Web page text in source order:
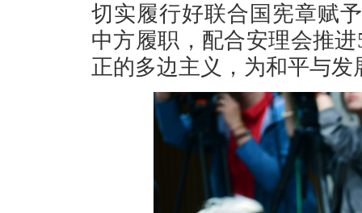
切实履行好联合国宪章赋
中方履职，配合安理会推
正的多边主义，为和平与